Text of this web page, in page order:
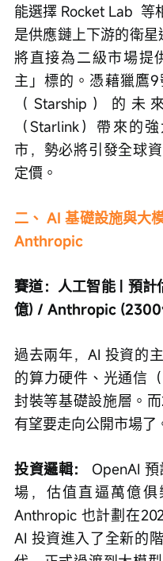
能選擇 Rocket Lab
是供應鏈上下游的衛星
將直接為二級市場提
主」標的。憑藉獵鷹
（Starship）的
（Starlink）帶來的
市，勢必將引發全球
定價。
二、 AI 基礎設施與大
Anthropic
賽道：人工智能 | 預
億) / Anthropic
過去兩年，AI 投資的
的算力硬件、光通信
封裝等基礎設施層。
有望要走向公開市場了
投資邏輯：
OpenAI
場，估值直逼萬億
Anthropic 也計劃在
AI 投資進入了全新的